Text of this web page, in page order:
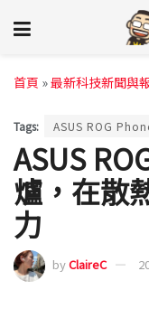
首頁 »最新科技新聞與
Tags: ASUS ROG
ASUS
爐，在散
力
byClaireC